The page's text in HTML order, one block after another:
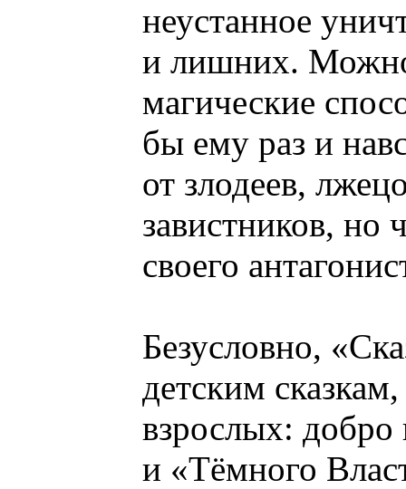
неустанное
и лишних.
магические
бы ему раз и
от злодеев,
завистников, но
своего
Безусловно,
детским
взрослых: добро
и «Тёмного